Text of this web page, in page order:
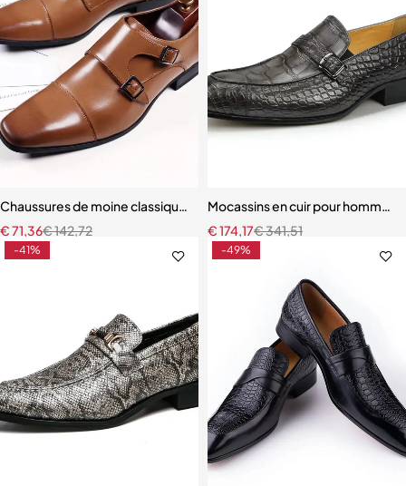
Chaussures de moine classiques pour hommes
€142,72
€71,36
Mocassins en cuir pour hommes
€341,51
€174,17
-41% -49%